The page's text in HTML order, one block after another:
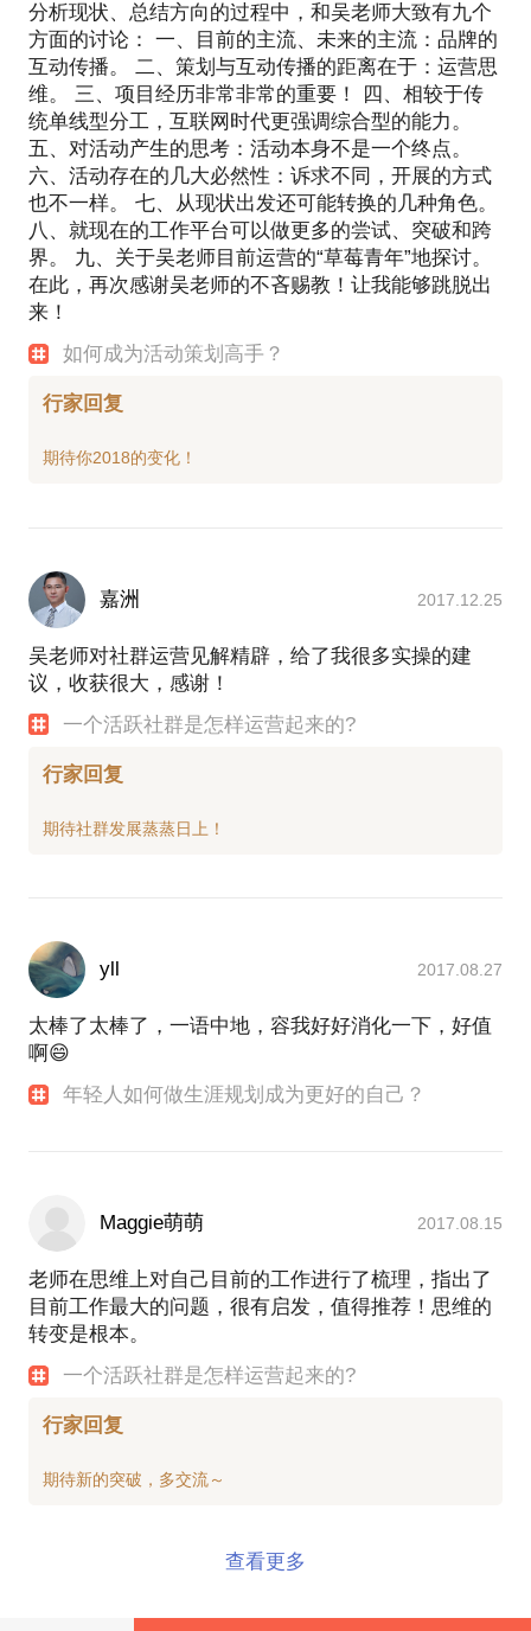
分析现状、总结方向的过程中，和吴老师大致有九个
方面的讨论： 一、目前的主流、未来的主流：品牌的
互动传播。 二、策划与互动传播的距离在于：运营思
维。 三、项目经历非常非常的重要！ 四、相较于传
统单线型分工，互联网时代更强调综合型的能力。
五、对活动产生的思考：活动本身不是一个终点。
六、活动存在的几大必然性：诉求不同，开展的方式
也不一样。 七、从现状出发还可能转换的几种角色。
八、就现在的工作平台可以做更多的尝试、突破和跨
界。 九、关于吴老师目前运营的“草莓青年”地探讨。
在此，再次感谢吴老师的不吝赐教！让我能够跳脱出
来！
如何成为活动策划高手？
行家回复
嘉洲 2017.12.25
吴老师对社群运营见解精辟，给了我很多实操的建
议，收获很大，感谢！
一个活跃社群是怎样运营起来的?
行家回复
yll 2017.08.27
太棒了太棒了，一语中地，容我好好消化一下，好值
啊😄
年轻人如何做生涯规划成为更好的自己？
Maggie萌萌 2017.08.15
老师在思维上对自己目前的工作进行了梳理，指出了
目前工作最大的问题，很有启发，值得推荐！思维的
转变是根本。
一个活跃社群是怎样运营起来的?
行家回复
查看更多